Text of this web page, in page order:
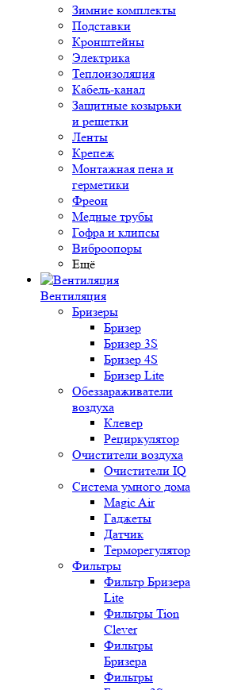
Зимние комплекты
Подставки
Кронштейны
Электрика
Теплоизоляция
Кабель-канал
Защитные козырьки
и решетки
Ленты
Крепеж
Монтажная пена и
герметики
Фреон
Медные трубы
Гофра и клипсы
Виброопоры
Ещё
Вентиляция
Бризеры
Бризер
Бризер 3S
Бризер 4S
Бризер Lite
Обеззараживатели
воздуха
Клевер
Рециркулятор
Очистители воздуха
Очистители IQ
Система умного дома
Magic Air
Гаджеты
Датчик
Терморегулятор
Фильтры
Фильтр Бризера
Lite
Фильтры Tion
Clever
Фильтры
Бризера
Фильтры